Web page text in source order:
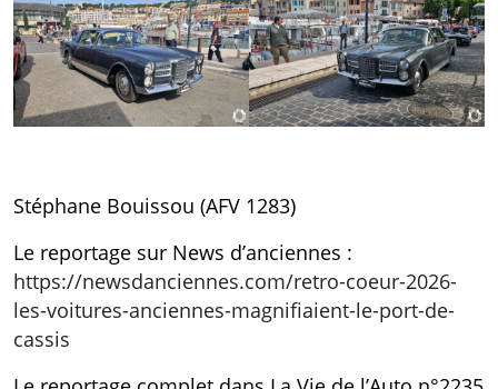
Stéphane Bouissou (AFV 1283)
Le reportage sur News d’anciennes :
https://newsdanciennes.com/retro-coeur-2026-
les-voitures-anciennes-magnifiaient-le-port-de-
cassis